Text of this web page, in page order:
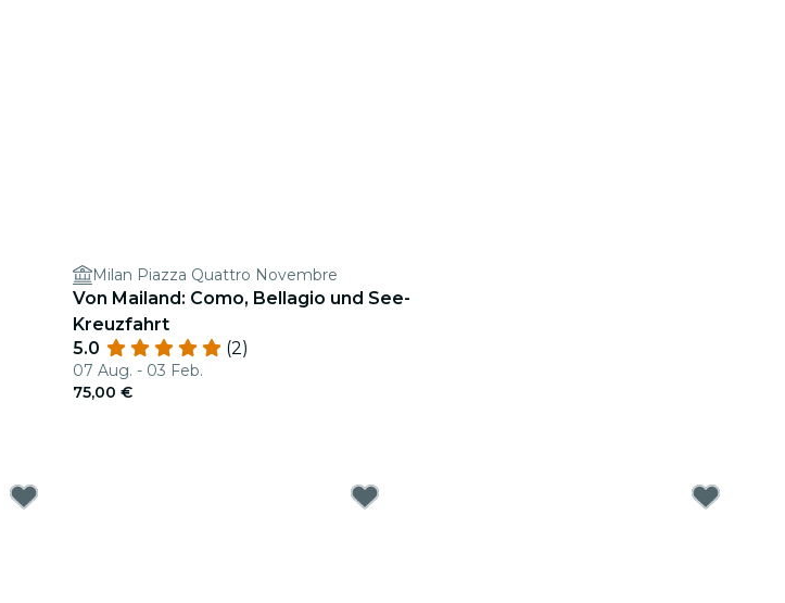
Milan Piazza Quattro Novembre
Von Mailand: Como, Bellagio und See-
Kreuzfahrt
5.0
(2)
07 Aug. - 03 Feb.
75,00 €